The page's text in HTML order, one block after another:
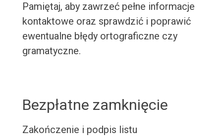
Pamiętaj, aby zawrzeć pełne informacje
kontaktowe oraz sprawdzić i poprawić
ewentualne błędy ortograficzne czy
gramatyczne.
Bezpłatne zamknięcie
Zakończenie i podpis listu